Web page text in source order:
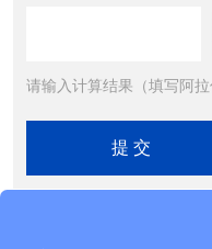
请输入计算结果（填写阿